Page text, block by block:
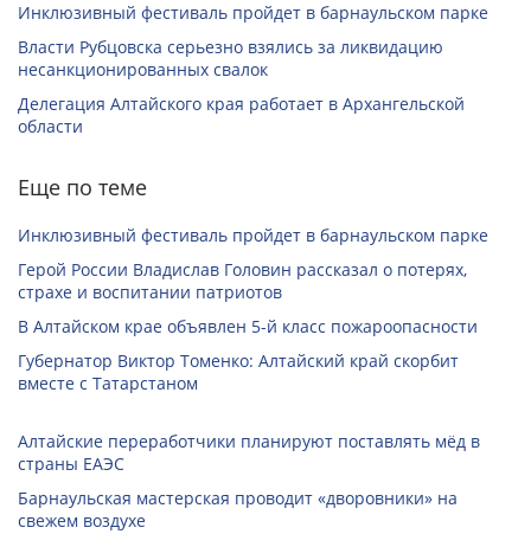
Инклюзивный фестиваль пройдет в барнаульском парке
Власти Рубцовска серьезно взялись за ликвидацию
несанкционированных свалок
Делегация Алтайского края работает в Архангельской
области
Еще по теме
Инклюзивный фестиваль пройдет в барнаульском парке
Герой России Владислав Головин рассказал о потерях,
страхе и воспитании патриотов
В Алтайском крае объявлен 5-й класс пожароопасности
Губернатор Виктор Томенко: Алтайский край скорбит
вместе с Татарстаном
Алтайские переработчики планируют поставлять мёд в
страны ЕАЭС
Барнаульская мастерская проводит «дворовники» на
свежем воздухе